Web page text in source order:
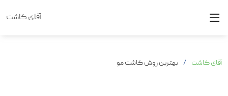
آقای کاشت
آقای کاشت بهترین روش کاشت مو